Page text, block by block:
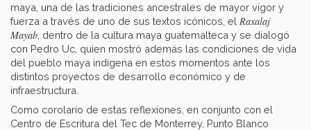
maya, una de las tradiciones ancestrales de mayor vigor y
fuerza a través de uno de sus textos icónicos, el Raxalaj
Mayab , dentro de la cultura maya guatemalteca y se dialogó
con Pedro Uc, quien mostró además las condiciones de vida
del pueblo maya indígena en estos momentos ante los
distintos proyectos de desarrollo económico y de
infraestructura.
Como corolario de estas reflexiones, en conjunto con el
Centro de Escritura del Tec de Monterrey, Punto Blanco